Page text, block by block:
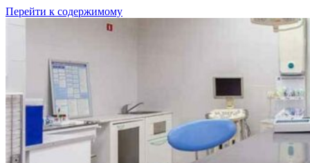
Перейти к содержимому